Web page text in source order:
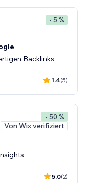
- 5 %
Backlinks
1.4(5)
- 50 %
Von Wix verifiziert
5.0(2)